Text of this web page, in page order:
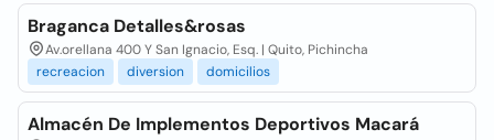
Braganca Detalles&rosas
Av.orellana 400 Y San Ignacio, Esq. | Quito, Pichincha
recreacion
diversion domicilios
Almacén De Implementos Deportivos Macará